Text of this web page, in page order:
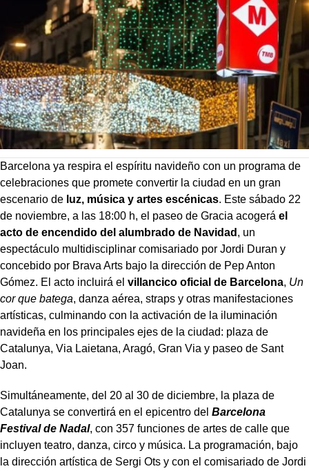
Barcelona ya respira el espíritu navideño con un programa de
celebraciones que promete convertir la ciudad en un gran
escenario de luz, música y artes escénicas. Este sábado 22
de noviembre, a las 18:00 h, el paseo de Gracia acogerá el
acto de encendido del alumbrado de Navidad , un
espectáculo multidisciplinar comisariado por Jordi Duran y
concebido por Brava Arts bajo la dirección de Pep Anton
Gómez. El acto incluirá el villancico oficial de Barcelona, Un
cor que batega, danza aérea, straps y otras manifestaciones
artísticas, culminando con la activación de la iluminación
navideña en los principales ejes de la ciudad: plaza de
Catalunya, Via Laietana, Aragó, Gran Via y paseo de Sant
Joan.
Simultáneamente, del 20 al 30 de diciembre, la plaza de
Catalunya se convertirá en el epicentro del Barcelona
Festival de Nadal, con 357 funciones de artes de calle que
incluyen teatro, danza, circo y música. La programación, bajo
la dirección artística de Sergi Ots y con el comisariado de Jordi